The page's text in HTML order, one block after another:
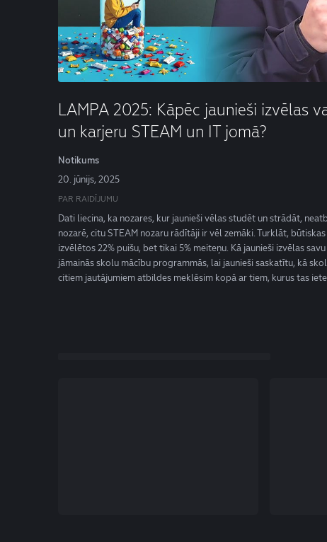
LAMPA 2025: Kāpēc jaunieši izvēlas
un karjeru STEAM un IT jomā?
Notikums
20. jūnijs, 2025
PAR RAIDĪJUMU
Dati liecina, ka nozares, kur jaunieši vēlas studēt un strādāt,
nozarē, citu STEAM nozaru rādītāji ir vēl zemāki. Turklāt,
izvēlētos 22% puišu, bet tikai 5% meiteņu. Kā jaunieši izvēlas
jāmainās skolu mācību programmās, lai jaunieši saskatītu, kā
citiem jautājumiem atbildes meklēsim kopā ar tiem, kurus tas